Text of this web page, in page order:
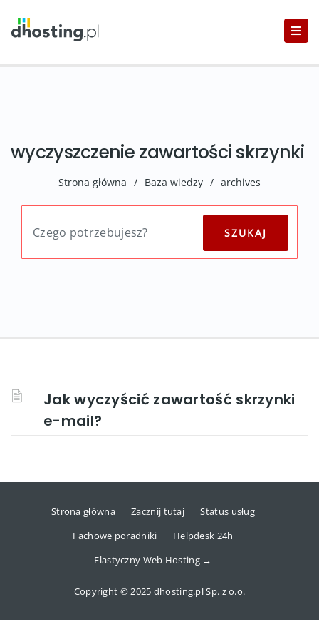
wyczyszczenie zawartości skrzynki
Strona główna / Baza wiedzy / archives
Jak wyczyścić zawartość skrzynki
e-mail?
Strona główna Zacznij tutaj
Status usług
Fachowe poradniki
Helpdesk 24h
Elastyczny Web Hosting →
Copyright © 2025 dhosting.pl Sp. z o.o.